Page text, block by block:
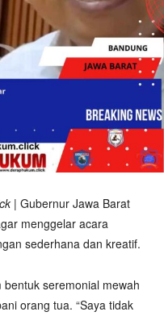
| Gubernur Jawa Barat
menggelar acara
sederhana dan kreatif.
seremonial mewah
orang tua. “Saya tidak